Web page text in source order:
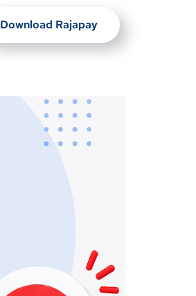
Download Rajapay